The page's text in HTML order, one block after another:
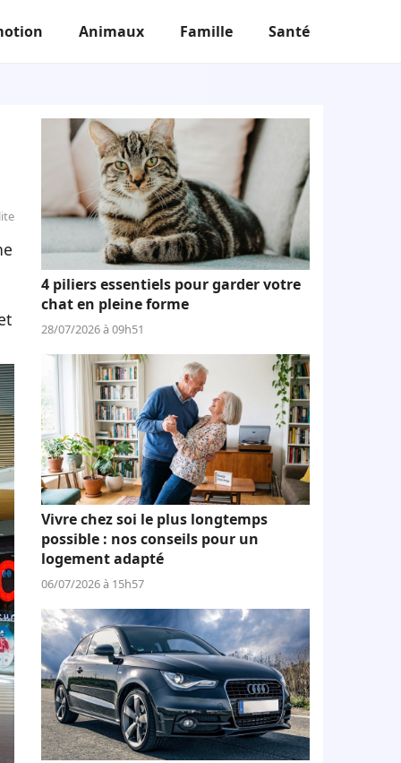
Animaux Famille Santé
4 piliers essentiels pour garder votre
chat en pleine forme
28/07/2026 à 09h51
Vivre chez soi le plus longtemps
possible : nos conseils pour un
logement adapté
06/07/2026 à 15h57